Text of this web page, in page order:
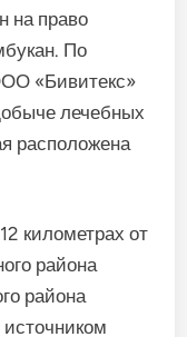
на право
По
«Бивитекс»
лечебных
расположена
километрах от
района
района